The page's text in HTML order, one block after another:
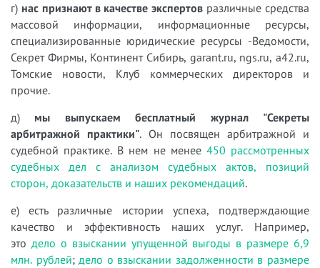
г) нас признают в качестве экспертов различные средства
массовой информации, информационные ресурсы,
специализированные юридические ресурсы -Ведомости,
Секрет Фирмы, Континент Сибирь, garant.ru, ngs.ru, a42.ru,
Томские новости, Клуб коммерческих директоров и
прочие.
д) мы выпускаем бесплатный журнал "Секреты
арбитражной практики". Он посвящен арбитражной и
судебной практике. В нем не менее 450 рассмотренных
судебных дел с анализом судебных актов, позиций
сторон, доказательств и наших рекомендаций.
е) есть различные истории успеха, подтверждающие
качество и эффективность наших услуг. Например,
это дело о взыскании упущенной выгоды в размере 6,9
млн. рублей;дело о взыскании задолженности в размере